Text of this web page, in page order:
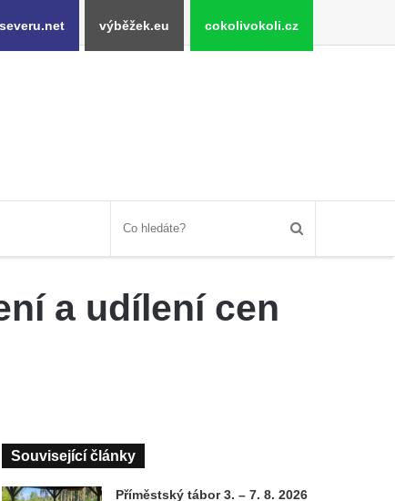
výběžek.eu cokolivokoli.cz
a udílení cen
Související články
Příměstský tábor 3. – 7. 8. 2026